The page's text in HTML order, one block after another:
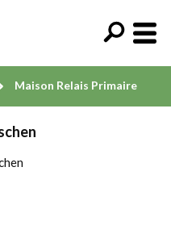
Maison Relais Primaire